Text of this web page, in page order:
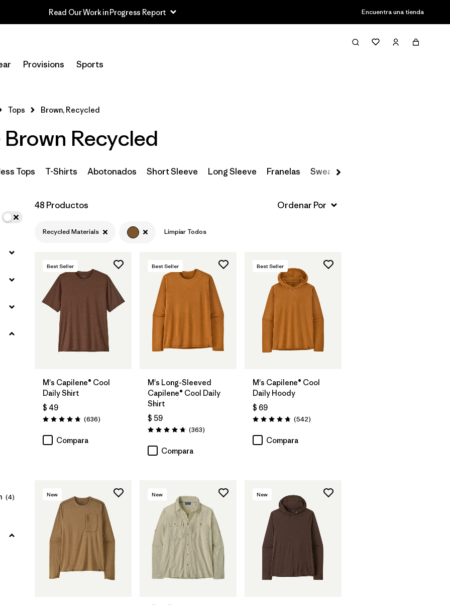
Read Our Work in Progress Report Encuentra una tienda
Provisions Sports
Filter & Sort
Selecciona una tienda
Filtrar por
Size
Filtrar por
Características y procesos
Filtrar por
Materiales y tejidos 1
Organic Cotton
(2)
Synthetic Insulation
Regenerative Organic Cotton
(48) (77)
(37)
(7)
Familia de productos
Tops Brown, Recycled
Brown Recycled
Tops T-Shirts Abotonados Short Sleeve Long Sleeve Franelas Sweatshirts & Hoodies
(4)
48 Productos
Recycled Materials Limpiar Todos
Best Seller
M's Capilene® Cool
Daily Shirt
$ 49
Valoración: 4.7 / 5
(636Comentarios
)
Compara
Best Seller
M's Long-Sleeved
Capilene® Cool Daily
Shirt
$ 59
Valoración: 4.7 / 5
(363Comentarios
)
Compara
Best Seller
M's Capilene® Cool
Daily Hoody
$ 69
Valoración: 4.8 / 5
(542Comentarios
)
Compara
New New New